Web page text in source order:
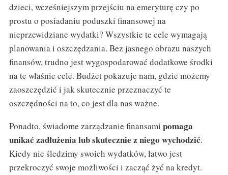
dzieci, wcześniejszym przejściu na emeryturę czy po
prostu o posiadaniu poduszki finansowej na
nieprzewidziane wydatki? Wszystkie te cele wymagają
planowania i oszczędzania. Bez jasnego obrazu naszych
finansów, trudno jest wygospodarować dodatkowe środki
na te właśnie cele. Budżet pokazuje nam, gdzie możemy
zaoszczędzić i jak skutecznie przeznaczyć te
oszczędności na to, co jest dla nas ważne.
Ponadto, świadome zarządzanie finansami pomaga
unikać zadłużenia lub skutecznie z niego wychodzić.
Kiedy nie śledzimy swoich wydatków, łatwo jest
przekroczyć swoje możliwości i zacząć żyć na kredyt.